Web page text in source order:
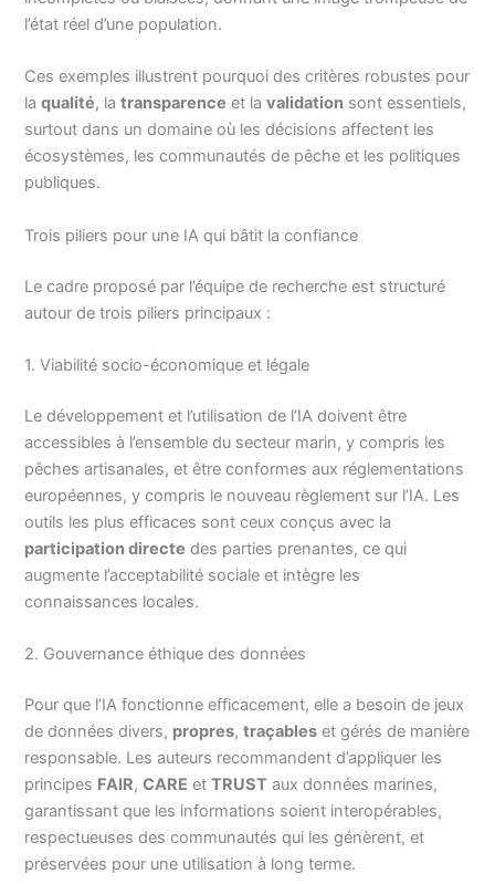
l’état réel d’une population.
Ces exemples illustrent pourquoi des critères robustes pour
laqualité, latransparence et lavalidation sont essentiels,
surtout dans un domaine où les décisions affectent les
écosystèmes, les communautés de pêche et les politiques
publiques.
Trois piliers pour une IA qui bâtit la confiance
Le cadre proposé par l’équipe de recherche est structuré
autour de trois piliers principaux :
1. Viabilité socio-économique et légale
Le développement et l’utilisation de l’IA doivent être
accessibles à l’ensemble du secteur marin, y compris les
pêches artisanales, et être conformes aux réglementations
européennes, y compris le nouveau règlement sur l’IA. Les
outils les plus efficaces sont ceux conçus avec la
participation directe des parties prenantes, ce qui
augmente l’acceptabilité sociale et intègre les
connaissances locales.
2. Gouvernance éthique des données
Pour que l’IA fonctionne efficacement, elle a besoin de jeux
de données divers, propres,traçables et gérés de manière
responsable. Les auteurs recommandent d’appliquer les
principes FAIR,CARE etTRUST aux données marines,
garantissant que les informations soient interopérables,
respectueuses des communautés qui les génèrent, et
préservées pour une utilisation à long terme.